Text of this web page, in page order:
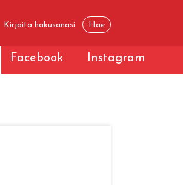
Facebook Instagram